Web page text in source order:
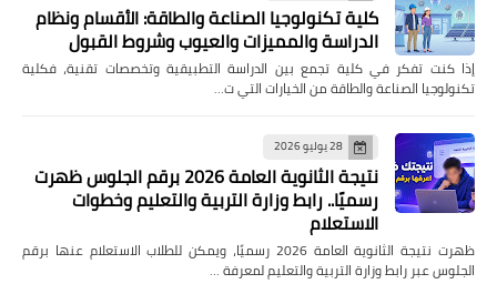
كلية تكنولوجيا الصناعة والطاقة: الأقسام ونظام
الدراسة والمميزات والعيوب وشروط القبول
إذا كنت تفكر في كلية تجمع بين الدراسة التطبيقية وتخصصات تقنية، فكلية
تكنولوجيا الصناعة والطاقة من الخيارات التي ت…
28 يوليو 2026
نتيجة الثانوية العامة 2026 برقم الجلوس ظهرت
رسميًا.. رابط وزارة التربية والتعليم وخطوات
الاستعلام
ظهرت نتيجة الثانوية العامة 2026 رسميًا، ويمكن للطلاب الاستعلام عنها برقم
الجلوس عبر رابط وزارة التربية والتعليم لمعرفة …